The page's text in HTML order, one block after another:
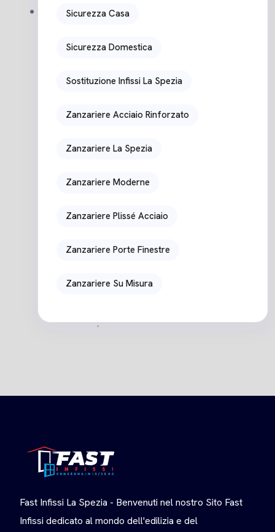
Sicurezza Casa
Sicurezza Domestica
Sostituzione Infissi La Spezia
Zanzariere Acciaio Rinforzato
Zanzariere La Spezia
Zanzariere Moderne
Zanzariere Plissé Acciaio
Zanzariere Porte Finestre
Zanzariere Su Misura
Fast Infissi La Spezia - Benvenuti nel nostro Sito Fast
Infissi dedicato al mondo dell'edilizia e del